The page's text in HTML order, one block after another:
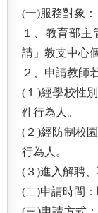
(一)服務對象：
１、教育部
請」 教支中心
２、申請教師
(１)經學校性
件行為人。
(２)經防制校
行為人。
(３)進入解聘
(二)申請時間